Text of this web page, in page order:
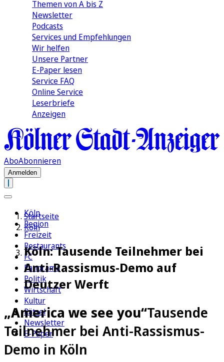
Themen von A bis Z
Newsletter
Podcasts
Services und Empfehlungen
Wir helfen
Unsere Partner
E-Paper lesen
Service FAQ
Online Service
Leserbriefe
Anzeigen
AboAbonnieren
Anmelden
Köln
Region
Freizeit
Restaurants
FC
Panorama
Politik
Wirtschaft
Kultur
Rätsel
Newsletter
E-Paper
Startseite
Köln
Köln: Tausende Teilnehmer bei
Anti-Rassismus-Demo auf
Deutzer Werft
„America we see you“Tausende
Teilnehmer bei Anti-Rassismus-
Demo in Köln